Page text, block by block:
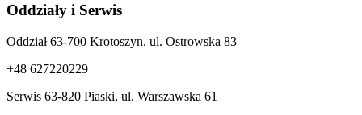
Oddziały i Serwis
Oddział 63-700 Krotoszyn, ul. Ostrowska 83
+48 627220229
Serwis 63-820 Piaski, ul. Warszawska 61